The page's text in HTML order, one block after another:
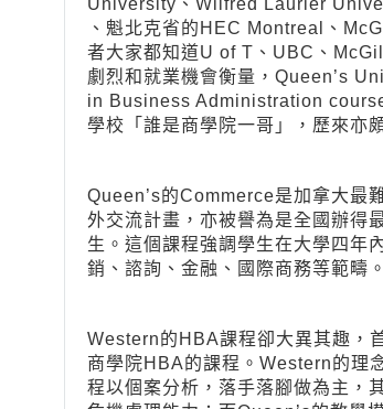
、魁北克省的HEC Montreal、
者大家都知道U of T、UBC、
劇烈和就業機會衡量，Queen’s
in Business Administration
學校「誰是商學院一哥」，歷來亦
Queen’s的Commerce是加拿大最
外交流計畫，亦被譽為是全國辦得
生。這個課程強調學生在大學四年
銷、諮詢、金融、國際商務等範疇。
Western的HBA課程卻大異其趣，
商學院HBA的課程。Western的理
程以個案分析，落手落腳做為主，